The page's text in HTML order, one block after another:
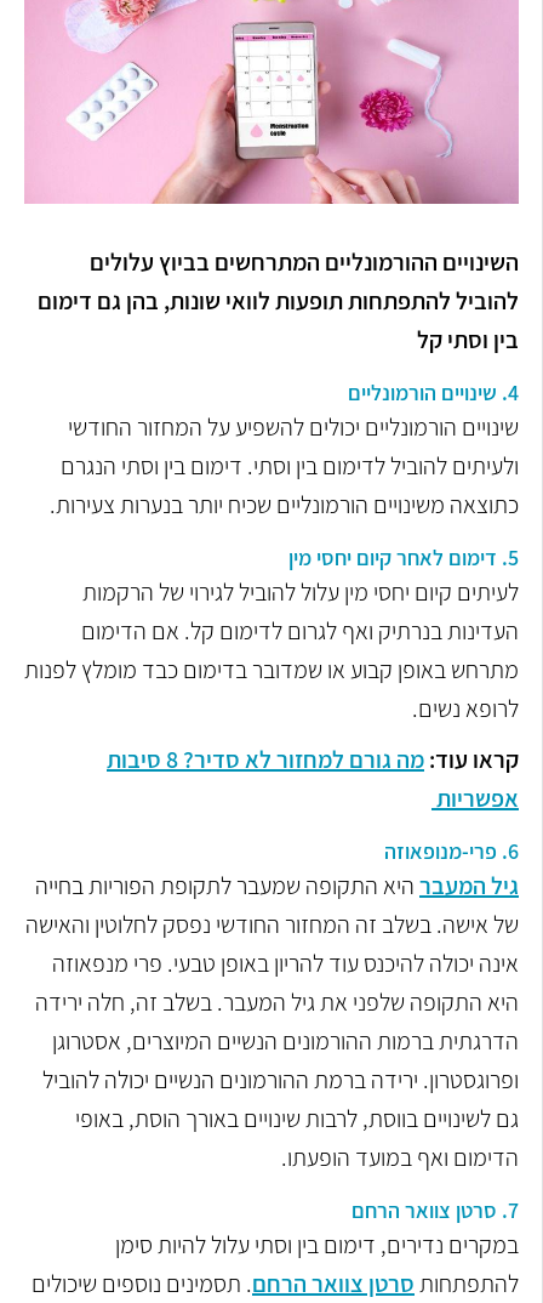
השינויים ההורמונליים המתרחשים בביוץ עלולים
להוביל להתפתחות תופעות לוואי שונות, בהן גם דימום
בין וסתי קל
4. שינויים הורמונליים
שינויים הורמונליים יכולים להשפיע על המחזור החודשי
ולעיתים להוביל לדימום בין וסתי. דימום בין וסתי הנגרם
כתוצאה משינויים הורמונליים שכיח יותר בנערות צעירות.
5. דימום לאחר קיום יחסי מין
לעיתים קיום יחסי מין עלול להוביל לגירוי של הרקמות
העדינות בנרתיק ואף לגרום לדימום קל. אם הדימום
מתרחש באופן קבוע או שמדובר בדימום כבד מומלץ לפנות
לרופא נשים.
קראו עוד:
מה גורם למחזור לא סדיר? 8 סיבות
אפשריות
6. פרי-מנופאוזה
גיל המעברהיא התקופה שמעבר לתקופת הפוריות בחייה
של אישה. בשלב זה המחזור החודשי נפסק לחלוטין והאישה
אינה יכולה להיכנס עוד להריון באופן טבעי. פרי מנפאוזה
היא התקופה שלפני את גיל המעבר. בשלב זה, חלה ירידה
הדרגתית ברמות ההורמונים הנשיים המיוצרים, אסטרוגן
ופרוגסטרון. ירידה ברמת ההורמונים הנשיים יכולה להוביל
גם לשינויים בווסת, לרבות שינויים באורך הוסת, באופי
הדימום ואף במועד הופעתו.
7. סרטן צוואר הרחם
במקרים נדירים, דימום בין וסתי עלול להיות סימן
להתפתחותסרטן צוואר הרחם. תסמינים נוספים שיכולים